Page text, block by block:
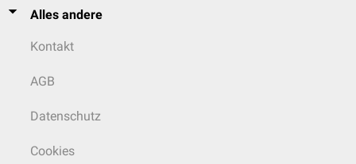
Alles andere
Kontakt
AGB
Datenschutz
Cookies